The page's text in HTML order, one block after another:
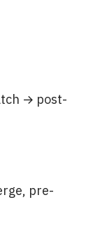
→ post-
pre-